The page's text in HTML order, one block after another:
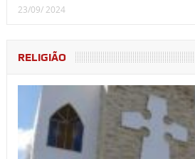
23/09/ 2024
RELIGIÃO